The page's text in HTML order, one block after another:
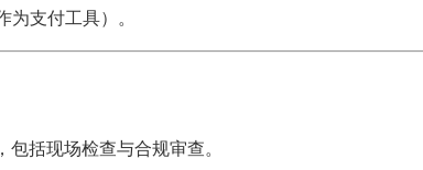
支付工具）。
括现场检查与合规审查。